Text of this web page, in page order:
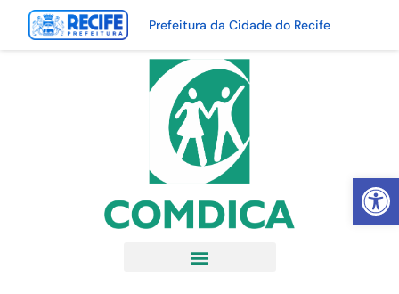
Abrir
Prefeitura da Cidade do Recife